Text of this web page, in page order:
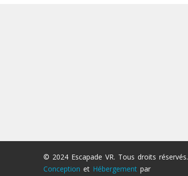
© 2024 Escapade VR. Tous droits réservés.
Conception et Hébergement par